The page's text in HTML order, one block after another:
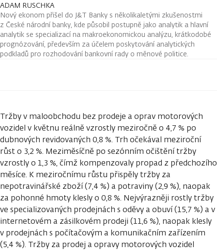
ADAM RUSCHKA
Nový ekonom přišel do J&T Banky s několikaletými zkušenostmi
z České národní banky, kde působil postupně jako analytik a hlavní
analytik se specializací na makroekonomickou analýzu, krátkodobé
prognózování, především za účelem poskytování analytických
podkladů pro rozhodování bankovní rady o měnové politice.
Tržby v maloobchodu bez prodeje a oprav motorových
vozidel v květnu reálně vzrostly meziročně o 4,7 % po
dubnových revidovaných 0,8 %. Trh očekával meziroční
růst o 3,2 %. Meziměsíčně po sezónním očištění tržby
vzrostly o 1,3 %, čímž kompenzovaly propad z předchozího
měsíce. K meziročnímu růstu přispěly tržby za
nepotravinářské zboží (7,4 %) a potraviny (2,9 %), naopak
za pohonné hmoty klesly o 0,8 %. Nejvýrazněji rostly tržby
ve specializovaných prodejnách s oděvy a obuví (15,7 %) a v
internetovém a zásilkovém prodeji (11,6 %), naopak klesly
v prodejnách s počítačovým a komunikačním zařízením
(5,4 %). Tržby za prodej a opravy motorových vozidel